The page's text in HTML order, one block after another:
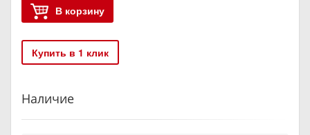
В корзину
Купить в 1 клик
Наличие